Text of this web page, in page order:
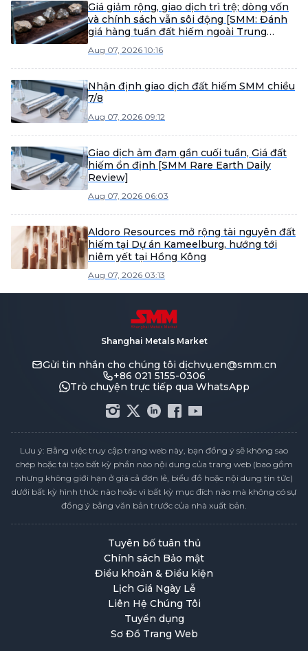
Giá giảm rộng, giao dịch trì trệ; dòng vốn
và chính sách vẫn sôi động [SMM: Đánh
giá hàng tuần đất hiếm ngoài Trung
Aug 07, 2026 10:16
Nhận định giao dịch đất hiếm SMM chiều
7/8
Aug 07, 2026 09:12
Giao dịch ảm đạm gần cuối tuần, Giá đất
hiếm ổn định [SMM Rare Earth Daily
Review]
Aug 07, 2026 06:03
Aldoro Resources mở rộng tài nguyên đất
hiếm tại Dự án Kameelburg, hướng tới
niêm yết tại Hồng Kông
Aug 07, 2026 03:13
Shanghai Metals Market
Gửi tin nhắn cho chúng tôi dịchvụ.en@smm.cn
+86 021 5155-0306
Trò chuyện trực tiếp qua WhatsApp
Lưu ý: Bằng việc truy cập trang web này, bạn đồng ý sẽ không sao
chép hoặc tái tạo bất kỳ phần nào nội dung của trang web (bao gồm
nhưng không giới hạn ở giá cả đơn lẻ, biểu đồ hoặc nội dung tin tức)
dưới bất kỳ hình thức nào hoặc vì bất kỳ mục đích nào mà không có sự
đồng ý bằng văn bản trước của nhà xuất bản.
Tuyên bố tuân thủ
Chính sách Bảo mật
Điều khoản & Điều kiện
Lịch Giá Ngày Lễ
Liên Hệ Chúng Tôi
Tuyển dụng
Sơ Đồ Trang Web